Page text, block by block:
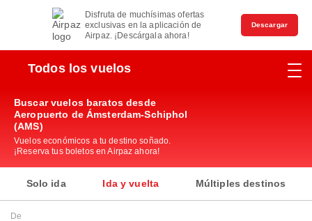
Disfruta de muchísimas ofertas
exclusivas en la aplicación de
Airpaz. ¡Descárgala ahora!
Descargar
Todos los vuelos
Buscar vuelos baratos desde
Aeropuerto de Ámsterdam-Schiphol
(AMS)
Vuelos económicos a tu destino soñado.
¡Reserva tus boletos en Airpaz ahora!
Solo ida Ida y vuelta Múltiples destinos
De